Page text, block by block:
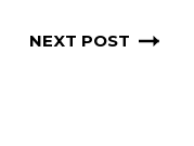
NEXT POST